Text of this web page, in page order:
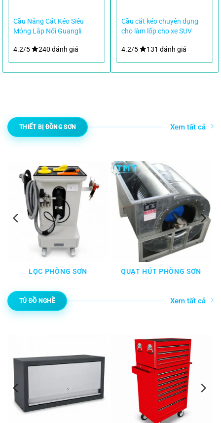
Cầu Nâng Cắt Kéo Siêu
Mỏng Lắp Nổi Guangli
4.2/5
240 đánh giá
Cầu cắt kéo chuyên dụng
cho làm lốp cho xe SUV
4.2/5 131 đánh giá
THIẾT BỊ ĐỒNG SƠN Xem tất cả
LỌC PHÒNG SƠN QUẠT HÚT PHÒNG SƠN
TỦ ĐỒ NGHỀ Xem tất cả